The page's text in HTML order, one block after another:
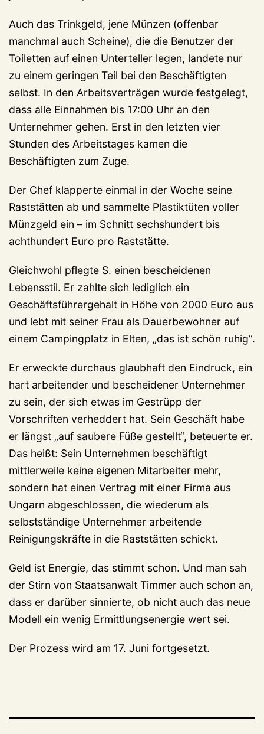
Auch das Trinkgeld, jene Münzen (offenbar
manchmal auch Scheine), die die Benutzer der
Toiletten auf einen Unterteller legen, landete nur
zu einem geringen Teil bei den Beschäftigten
selbst. In den Arbeitsverträgen wurde festgelegt,
dass alle Einnahmen bis 17:00 Uhr an den
Unternehmer gehen. Erst in den letzten vier
Stunden des Arbeitstages kamen die
Beschäftigten zum Zuge.
Der Chef klapperte einmal in der Woche seine
Raststätten ab und sammelte Plastiktüten voller
Münzgeld ein – im Schnitt sechshundert bis
achthundert Euro pro Raststätte.
Gleichwohl pflegte S. einen bescheidenen
Lebensstil. Er zahlte sich lediglich ein
Geschäftsführergehalt in Höhe von 2000 Euro aus
und lebt mit seiner Frau als Dauerbewohner auf
einem Campingplatz in Elten, „das ist schön ruhig“.
Er erweckte durchaus glaubhaft den Eindruck, ein
hart arbeitender und bescheidener Unternehmer
zu sein, der sich etwas im Gestrüpp der
Vorschriften verheddert hat. Sein Geschäft habe
er längst „auf saubere Füße gestellt“, beteuerte er.
Das heißt: Sein Unternehmen beschäftigt
mittlerweile keine eigenen Mitarbeiter mehr,
sondern hat einen Vertrag mit einer Firma aus
Ungarn abgeschlossen, die wiederum als
selbstständige Unternehmer arbeitende
Reinigungskräfte in die Raststätten schickt.
Geld ist Energie, das stimmt schon. Und man sah
der Stirn von Staatsanwalt Timmer auch schon an,
dass er darüber sinnierte, ob nicht auch das neue
Modell ein wenig Ermittlungsenergie wert sei.
Der Prozess wird am 17. Juni fortgesetzt.